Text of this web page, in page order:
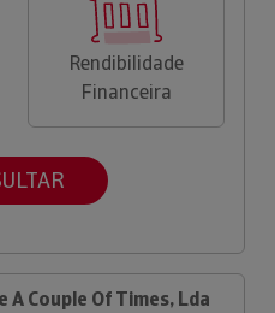
Rendibilidade
Financeira
Couple Of Times, Lda